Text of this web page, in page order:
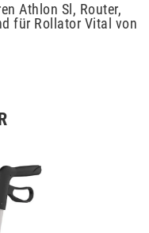
Athlon Sl, Router,
für Rollator Vital von